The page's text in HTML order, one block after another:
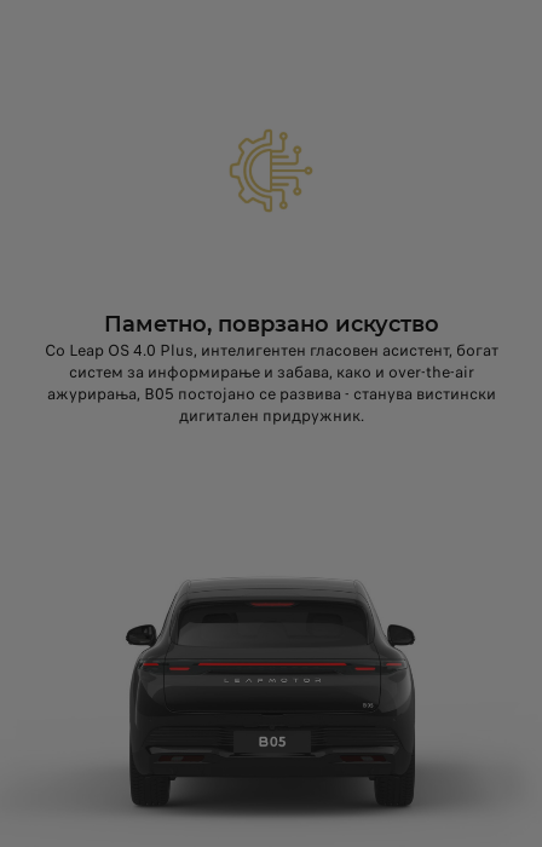
Паметно, поврзано искуство
Со Leap OS 4.0 Plus, интелигентен гласовен асистент, богат
систем за информирање и забава, како и over‑the‑air
ажурирања, B05 постојано се развива - станува вистински
дигитален придружник.